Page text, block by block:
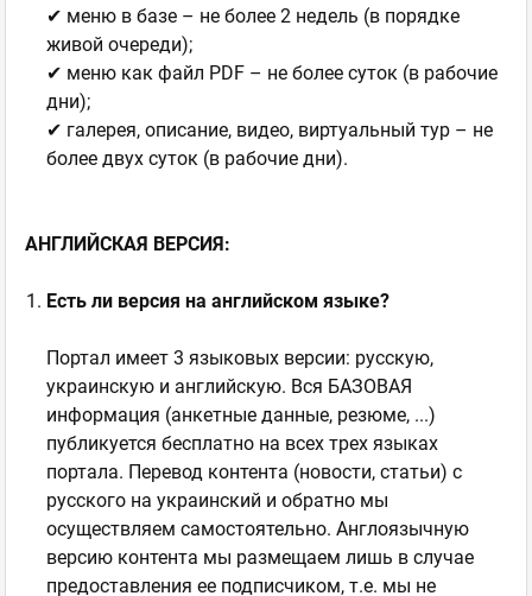
✔ меню в базе – не более 2 недель (в порядке
живой очереди);
✔ меню как файл PDF – не более суток (в рабочие
дни);
✔ галерея, описание, видео, виртуальный тур – не
более двух суток (в рабочие дни).
АНГЛИЙСКАЯ ВЕРСИЯ:
Есть ли версия на английском языке?
Портал имеет 3 языковых версии: русскую,
украинскую и английскую. Вся БАЗОВАЯ
информация (анкетные данные, резюме, ...)
публикуется бесплатно на всех трех языках
портала. Перевод контента (новости, статьи) с
русского на украинский и обратно мы
осуществляем самостоятельно. Англоязычную
версию контента мы размещаем лишь в случае
предоставления ее подписчиком, т.е. мы не